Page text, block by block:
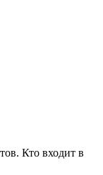
Кто входит в